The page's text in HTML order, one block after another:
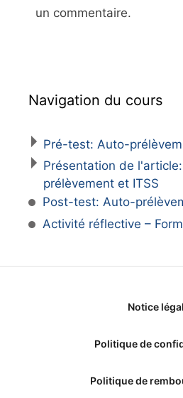
un commentaire.
Navigation du cours
Pré-test: Auto-
Présentation de
prélèvement et ITSS
Post-test: Auto-
Activité réflective –
Notice
Politique de
Politique de